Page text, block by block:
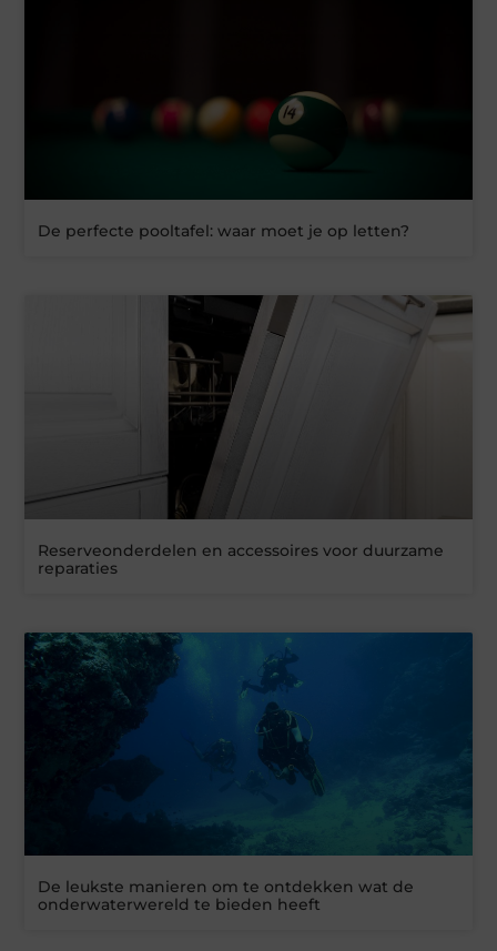
De perfecte pooltafel: waar moet je op letten?
Reserveonderdelen en accessoires voor duurzame
reparaties
De leukste manieren om te ontdekken wat de
onderwaterwereld te bieden heeft